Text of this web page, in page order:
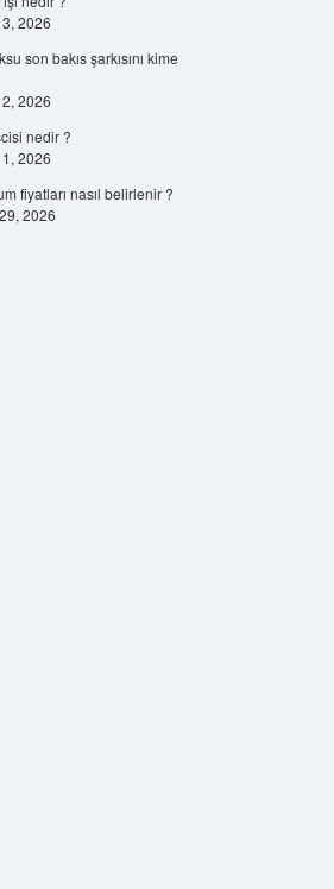
2026
son bakıs şarkısını kime
2026
nedir ?
2026
fiyatları nasıl belirlenir ?
2026